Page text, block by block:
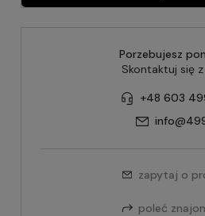
Porzebujesz
Skontaktuj się
+48 603
zapytaj o
poleć